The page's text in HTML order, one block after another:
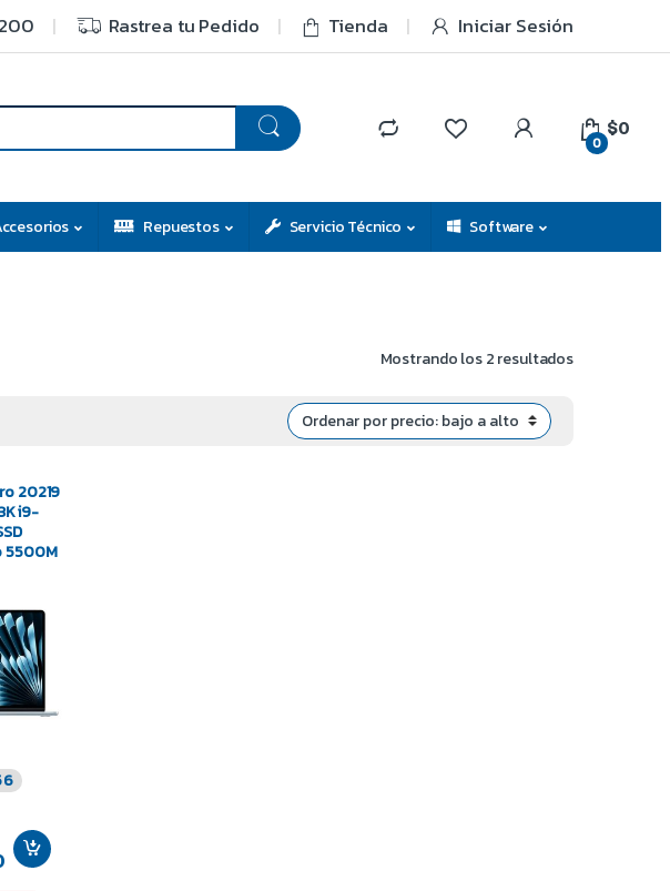
Rastrea tu Pedido Tienda Iniciar Sesión
0
$0
Repuestos Servicio Técnico Software
Mostrando los 2 resultados
20219
3K i9-
5500M